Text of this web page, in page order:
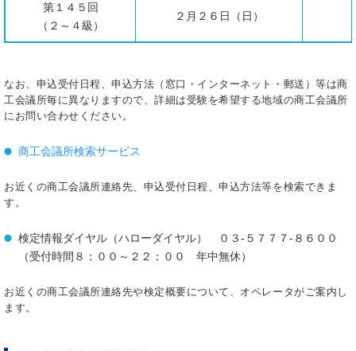
第１４５回
（２～４級）
２月２６日（日）
なお、申込受付日程、申込方法（窓口・インターネット・郵送）等は商
工会議所毎に異なりますので、詳細は受験を希望する地域の商工会議所
にお問い合わせください。
商工会議所検索サービス
お近くの商工会議所連絡先、申込受付日程、申込方法等を検索できま
す。
検定情報ダイヤル（ハローダイヤル） ０３-５７７７-８６００
（受付時間８：００～２２：００ 年中無休）
お近くの商工会議所連絡先や検定概要について、オペレータがご案内し
ます。